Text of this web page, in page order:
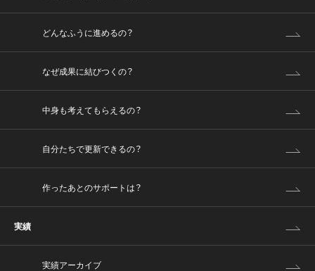
どんなふうに進めるの？
なぜ成果に結びつくの？
中身も考えてもらえるの？
自分たちで更新できるの？
作ったあとのサポートは？
実績
実績アーカイブ